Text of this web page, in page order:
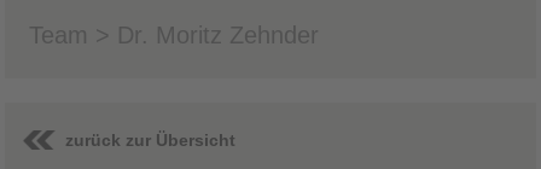
Team > Dr. Moritz Zehnder
zurück zur Übersicht